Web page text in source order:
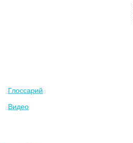
Глоссарий
Видео